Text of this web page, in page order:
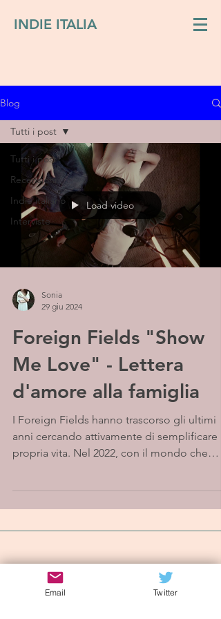
INDIE ITALIA
Blog
Tutti i post
Recensioni
Indie italiano
Interviste
Tutti i post
Load video
Sonia
29 giu 2024
Foreign Fields "Show
Me Love" - Lettera
d'amore alla famiglia
I Foreign Fields hanno trascorso gli ultimi
anni cercando attivamente di semplificare
propria vita. Nel 2022, con il mondo che
Iscriviti alla mailing list
Email Twitter